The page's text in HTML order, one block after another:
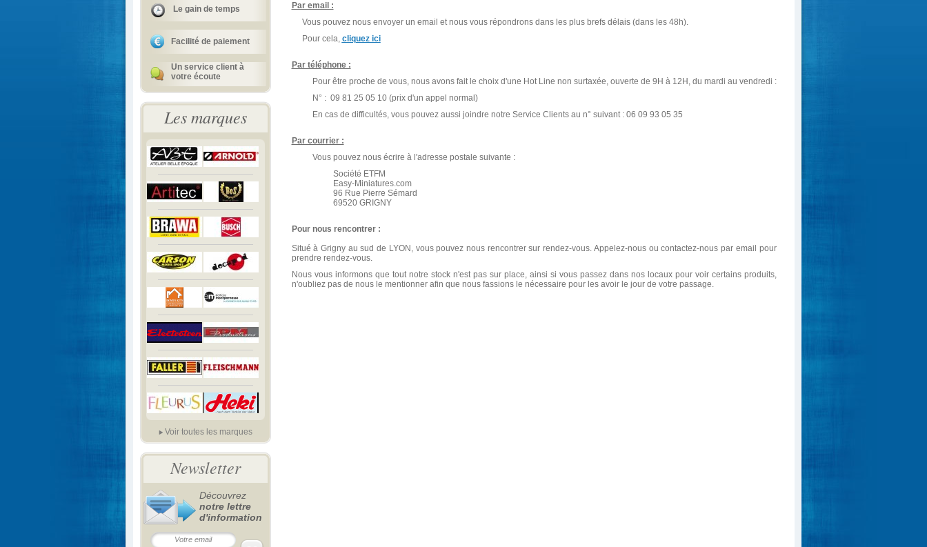
Le gain de temps
Facilité de paiement
Un service client à
votre écoute
Les marques
Voir toutes les marques
Newsletter
Découvrez
notre lettre
d'information
Par email :
Vous pouvez nous envoyer un email et nous vous répondrons dans les plus brefs délais (dans les 48h).
Pour cela, cliquez ici
Par téléphone :
Pour être proche de vous, nous avons fait le choix d'une Hot Line non surtaxée, ouverte de 9H à 12H, du mardi au vendredi :
N° : 09 81 25 05 10(prix d'un appel normal)
En cas de difficultés, vous pouvez aussi joindre notre Service Clients au n° suivant : 06 09 93 05 35
Par courrier :
Vous pouvez nous écrire à l'adresse postale suivante :
Société ETFM
Easy-Miniatures.com
96 Rue Pierre Sémard
69520 GRIGNY
Pour nous rencontrer :
Situé à Grigny au sud de LYON, vous pouvez nous rencontrer sur rendez-vous. Appelez-nous ou contactez-nous par email pour
prendre rendez-vous.
Nous vous informons que tout notre stock n'est pas sur place, ainsi si vous passez dans nos locaux pour voir certains produits,
n'oubliez pas de nous le mentionner afin que nous fassions le nécessaire pour les avoir le jour de votre passage.